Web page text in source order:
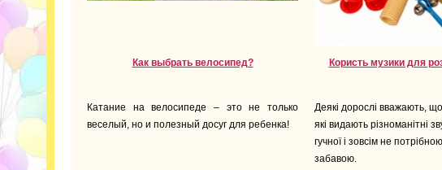
Как выбрать велосипед?
Катание на велосипеде – это не только
веселый, но и полезный досуг для ребенка!
Користь музики для
Деякі дорослі вважають, що
які видають різноманітні
гучної і зовсім не
забавою.